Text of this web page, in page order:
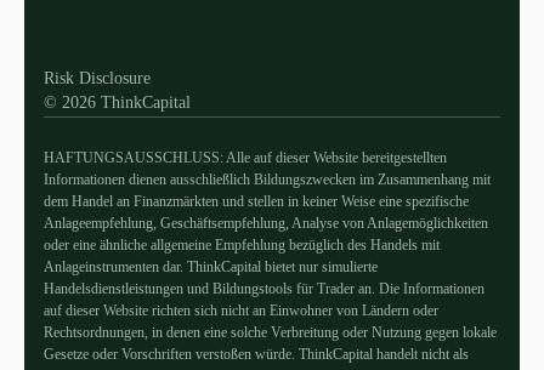
Risk Disclosure
© 2026 ThinkCapital
HAFTUNGSAUSSCHLUSS: Alle auf dieser Website bereitgestellten
Informationen dienen ausschließlich Bildungszwecken im Zusammenhang mit
dem Handel an Finanzmärkten und stellen in keiner Weise eine spezifische
Anlageempfehlung, Geschäftsempfehlung, Analyse von Anlagemöglichkeiten
oder eine ähnliche allgemeine Empfehlung bezüglich des Handels mit
Anlageinstrumenten dar. ThinkCapital bietet nur simulierte
Handelsdienstleistungen und Bildungstools für Trader an. Die Informationen
auf dieser Website richten sich nicht an Einwohner von Ländern oder
Rechtsordnungen, in denen eine solche Verbreitung oder Nutzung gegen lokale
Gesetze oder Vorschriften verstoßen würde. ThinkCapital handelt nicht als